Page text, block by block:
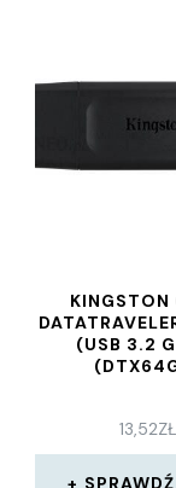
KINGSTON
(USB 3.2
13,52ZŁ